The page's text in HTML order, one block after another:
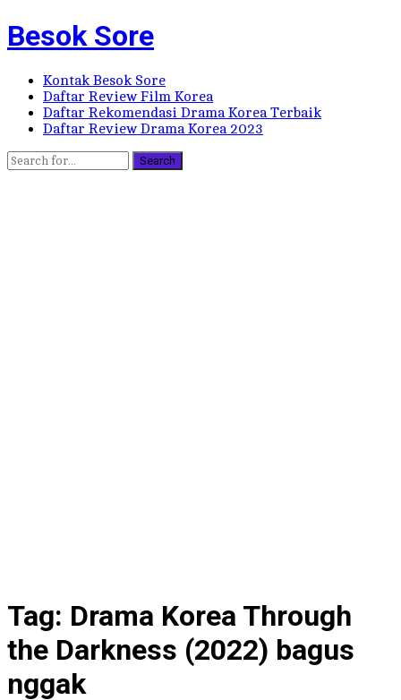
Besok Sore
Kontak Besok Sore
Daftar Review Film Korea
Daftar Rekomendasi Drama Korea Terbaik
Daftar Review Drama Korea 2023
Search
Tag: Drama Korea Through
the Darkness (2022) bagus
nggak